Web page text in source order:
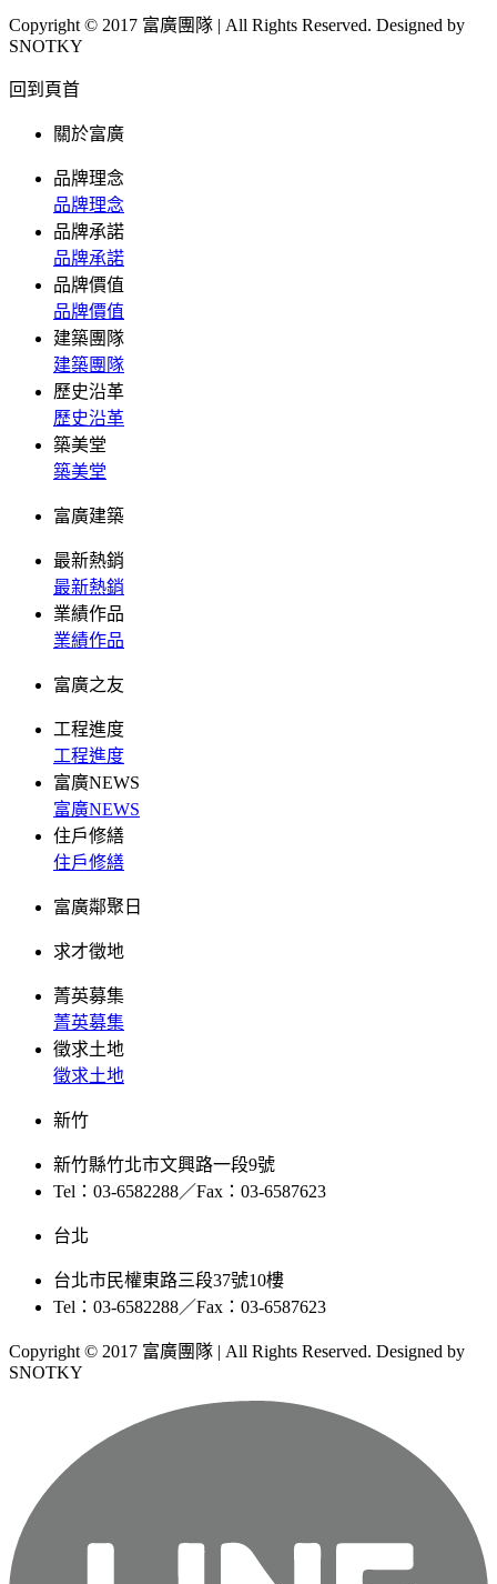
Copyright © 2017 富廣團隊 | All Rights Reserved. Designed by
SNOTKY
回到頁首
關於富廣
品牌理念
品牌理念
品牌承諾
品牌承諾
品牌價值
品牌價值
建築團隊
建築團隊
歷史沿革
歷史沿革
築美堂
築美堂
富廣建築
最新熱銷
最新熱銷
業績作品
業績作品
富廣之友
工程進度
工程進度
富廣NEWS
富廣NEWS
住戶修繕
住戶修繕
富廣鄰聚日
求才徵地
菁英募集
菁英募集
徵求土地
徵求土地
新竹
新竹縣竹北市文興路一段9號
Tel：03-6582288／Fax：03-6587623
台北
台北市民權東路三段37號10樓
Tel：03-6582288／Fax：03-6587623
Copyright © 2017 富廣團隊 | All Rights Reserved. Designed by
SNOTKY